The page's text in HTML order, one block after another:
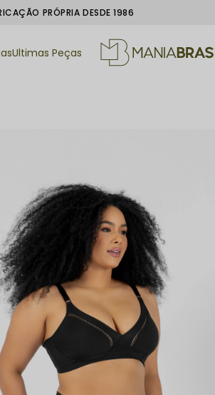
PRÓPRIA DESDE 1986
Ultimas Peças